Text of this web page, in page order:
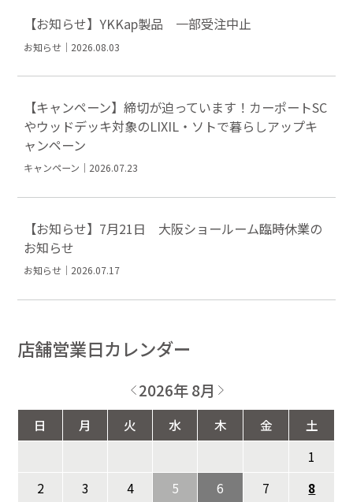
【お知らせ】YKKap製品 一部受注中止
お知らせ｜2026.08.03
【キャンペーン】締切が迫っています！カーポートSC
やウッドデッキ対象のLIXIL・ソトで暮らしアップキ
ャンペーン
キャンペーン｜2026.07.23
【お知らせ】7月21日 大阪ショールーム臨時休業の
お知らせ
お知らせ｜2026.07.17
店舗営業日カレンダー
2026年 8月
日 月 火 水 木 金
土
1
2
3 4 5 6 7
8